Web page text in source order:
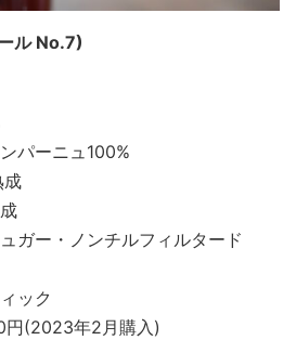
ル No.7)
パーニュ100%
成
ガー・ノンチルフィルタード
ック
(2023年2月購入)